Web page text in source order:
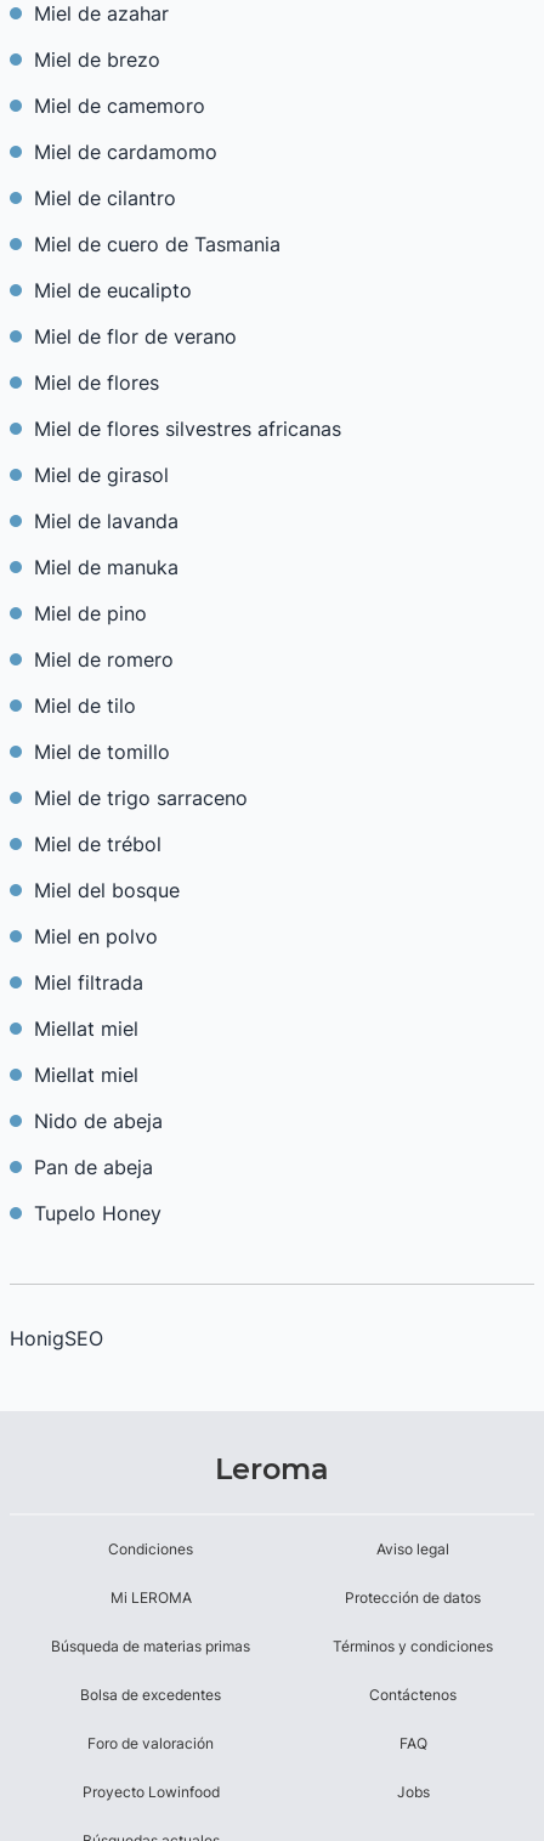
Miel de azahar
Miel de brezo
Miel de camemoro
Miel de cardamomo
Miel de cilantro
Miel de cuero de Tasmania
Miel de eucalipto
Miel de flor de verano
Miel de flores
Miel de flores silvestres africanas
Miel de girasol
Miel de lavanda
Miel de manuka
Miel de pino
Miel de romero
Miel de tilo
Miel de tomillo
Miel de trigo sarraceno
Miel de trébol
Miel del bosque
Miel en polvo
Miel filtrada
Miellat miel
Miellat miel
Nido de abeja
Pan de abeja
Tupelo Honey
HonigSEO
Leroma
Condiciones
Mi LEROMA
Búsqueda de materias primas
Bolsa de excedentes
Foro de valoración
Proyecto Lowinfood
Aviso legal
Protección de datos
Términos y condiciones
Contáctenos
FAQ
Jobs